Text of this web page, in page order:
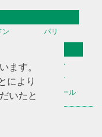
ます。
により
いたと
ン パリ
ソウル
深セン
シンガポール